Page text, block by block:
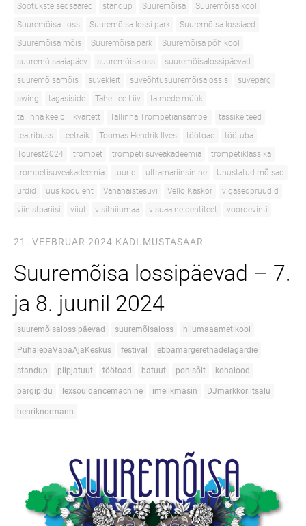
Sootuksteisedsaared
standup Suuremõisa
Suuremõisa kool
Suuremõisa Loss
Suuremõisa lossi park
Suuremõisa lossiaed
Suuremõisa mõis
Suuremõisa park
Suuremõisa põhikool
suuremõisaaiapäev
suuremõisaloss
suuremõisalossipäevad
suuremõisamõis
suvekleit suveõhtusuuremõisalossis
suvepärg
swing
tagasiside Tähe-Lee Liiv
taimede müük
tallinna keelpillikvartett
Tallinna Trompetiansambel
tassike teed
teatribuss
teetraik Toomas Hendrik Ilves töötoad
töötuba
Tourest2024
trompet trompeti suveakadeemia
trompetiklassika
trompetisuveakadeemia
tuurid ultramariinsinine
Unustatud mõisad
ürdid
uus koduleht Vananaistesuvi Vello Kaskor
vigasedpruudid
viinistpariisi
viiul visithiiumaa visuaalneidentiteet voordevinti
21. VEEBRUAR 2024 KADI.MUSTASAAR
Suuremõisa lossipäevad – 7.
ja 8. juunil 2024
suuremõisalossipäevad suuremõisaloss hiiumaaametikool
PühalepaVabaAjaKeskus festival ebbamargerethadelagardie
standup piipjatuut töötoad batuut ponisõit kohalood
pargipidu lexsouldancemachine imelikmasin DJmarkkoriitsalu
henriknormann